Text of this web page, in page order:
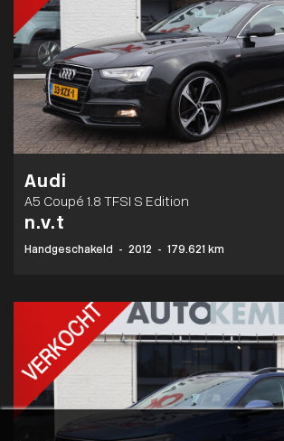
Audi
A5 Coupé 1.8 TFSI S Edition
n.v.t
Handgeschakeld - 2012 - 179.621 km